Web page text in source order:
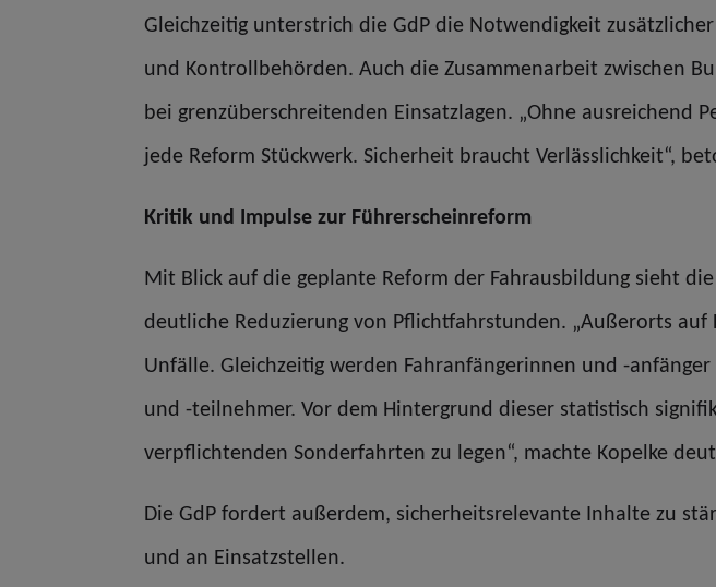
Gleichzeitig unterstrich die GdP die Notwendigkeit
und Kontrollbehörden. Auch die Zusammenarbeit zwischen
bei grenzüberschreitenden Einsatzlagen. „Ohne
jede Reform Stückwerk. Sicherheit braucht Verlässlichkeit“,
Kritik und Impulse zur Führerscheinreform
Mit Blick auf die geplante Reform der Fahrausbildung sieht
deutliche Reduzierung von Pflichtfahrstunden. „Außerorts
Unfälle. Gleichzeitig werden Fahranfängerinnen und -
und -teilnehmer. Vor dem Hintergrund dieser statistisch
verpflichtenden Sonderfahrten zu legen“, machte Kopelke
Die GdP fordert außerdem, sicherheitsrelevante Inhalte zu
und an Einsatzstellen.